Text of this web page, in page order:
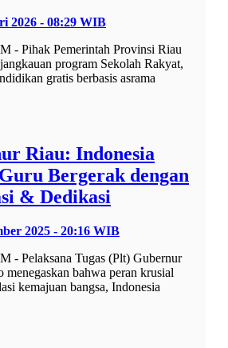
2026 - 08:29 WIB
- Pihak Pemerintah Provinsi Riau
program Sekolah Rakyat,
gratis berbasis asrama
Riau: Indonesia
Bergerak dengan
& Dedikasi
2025 - 20:16 WIB
- Pelaksana Tugas (Plt) Gubernur
menegaskan bahwa peran krusial
kemajuan bangsa, Indonesia